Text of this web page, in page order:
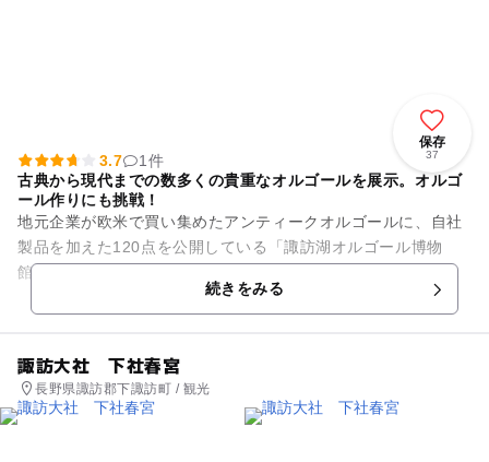
保存
37
3.7
1件
古典から現代までの数多くの貴重なオルゴールを展示。オルゴ
ール作りにも挑戦！
地元企業が欧米で買い集めたアンティークオルゴールに、自社
製品を加えた120点を公開している「諏訪湖オルゴール博物
館 奏鳴館」。2016年3月、装いも新たに「すわのね」として
生まれ変わりました。下...続きをみる
諏訪大社 下社春宮
長野県諏訪郡下諏訪町 / 観光